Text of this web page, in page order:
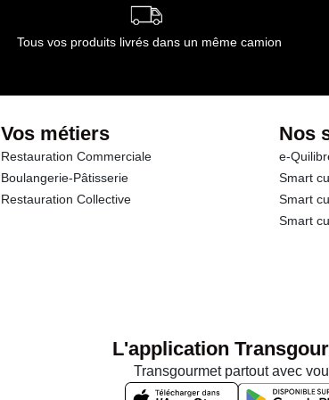
Tous vos produits livrés dans un même camion
Vos métiers
Restauration Commerciale
Boulangerie-Pâtisserie
Restauration Collective
Nos
e-
Smart
Smart
Smart
L'application
Transgourmet partout avec